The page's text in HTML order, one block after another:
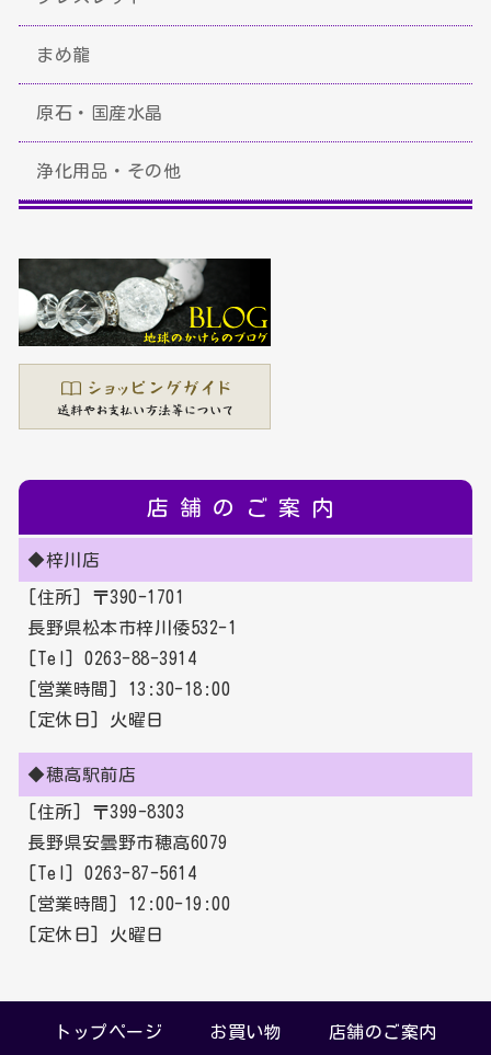
まめ龍
原石・国産水晶
浄化用品・その他
店舗のご案内
◆梓川店
[住所] 〒390-1701
長野県松本市梓川倭532-1
[Tel] 0263-88-3914
[営業時間] 13:30-18:00
[定休日] 火曜日
◆穂高駅前店
[住所] 〒399-8303
長野県安曇野市穂高6079
[Tel] 0263-87-5614
[営業時間] 12:00-19:00
[定休日] 火曜日
トップページ お買い物 店舗のご案内